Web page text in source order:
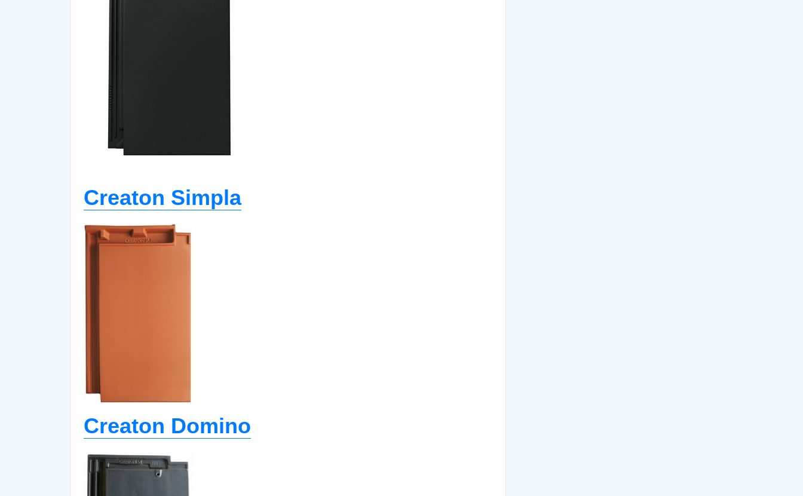
Creaton Simpla
Creaton Domino